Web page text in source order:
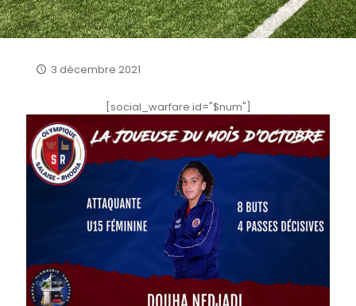
3 décembre 2021
[social_warfare id="$num"]